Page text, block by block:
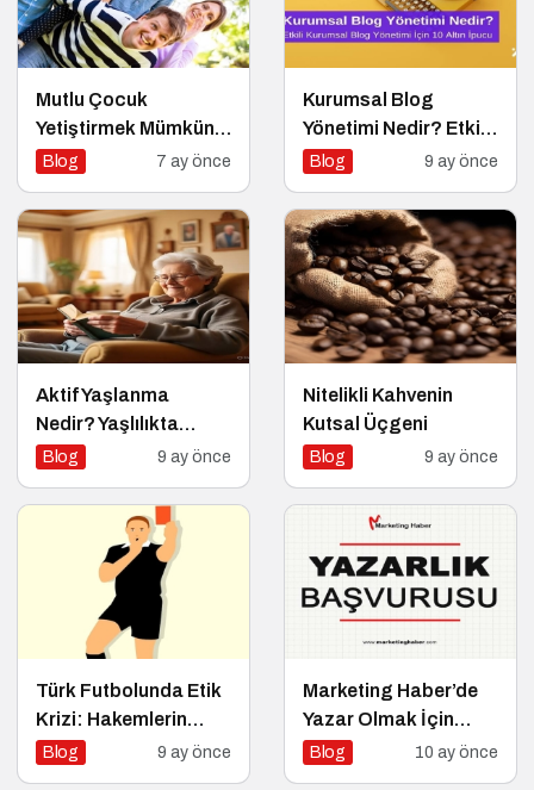
Mutlu Çocuk
Yetiştirmek Mümkün
mü?
Blog 7 ay önce
Kurumsal Blog
Yönetimi Nedir? Etkili
Kurumsal Blog
İpucu
Blog 9 ay önce
Aktif Yaşlanma
Nedir? Yaşlılıkta
Yaşam Kalitesini
Kuralları
Blog 9 ay önce
Nitelikli Kahvenin
Kutsal Üçgeni
Blog 9 ay önce
Türk Futbolunda Etik
Krizi: Hakemlerin
Bahis Skandalı
Blog 9 ay önce
Marketing Haber’de
Yazar Olmak İçin
Yazarlık Başvurusu
Blog 10 ay önce